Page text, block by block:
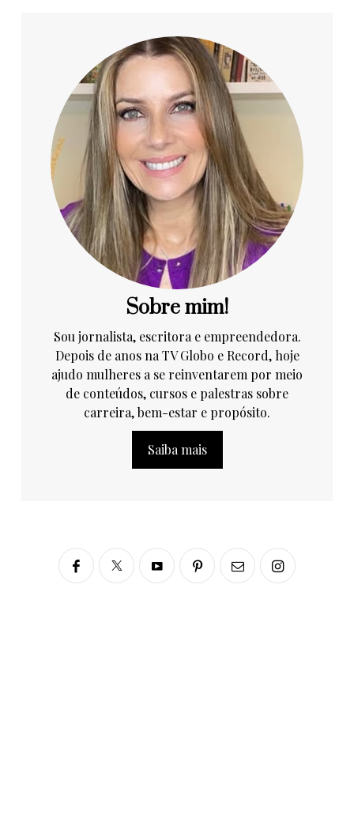
Sobre mim!
Sou jornalista, escritora e empreendedora.
Depois de anos na TV Globo e Record, hoje
ajudo mulheres a se reinventarem por meio
de conteúdos, cursos e palestras sobre
carreira, bem-estar e propósito.
Saiba mais